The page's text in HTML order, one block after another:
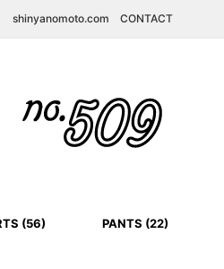
shinyanomoto.com CONTACT
(56) PANTS (22)